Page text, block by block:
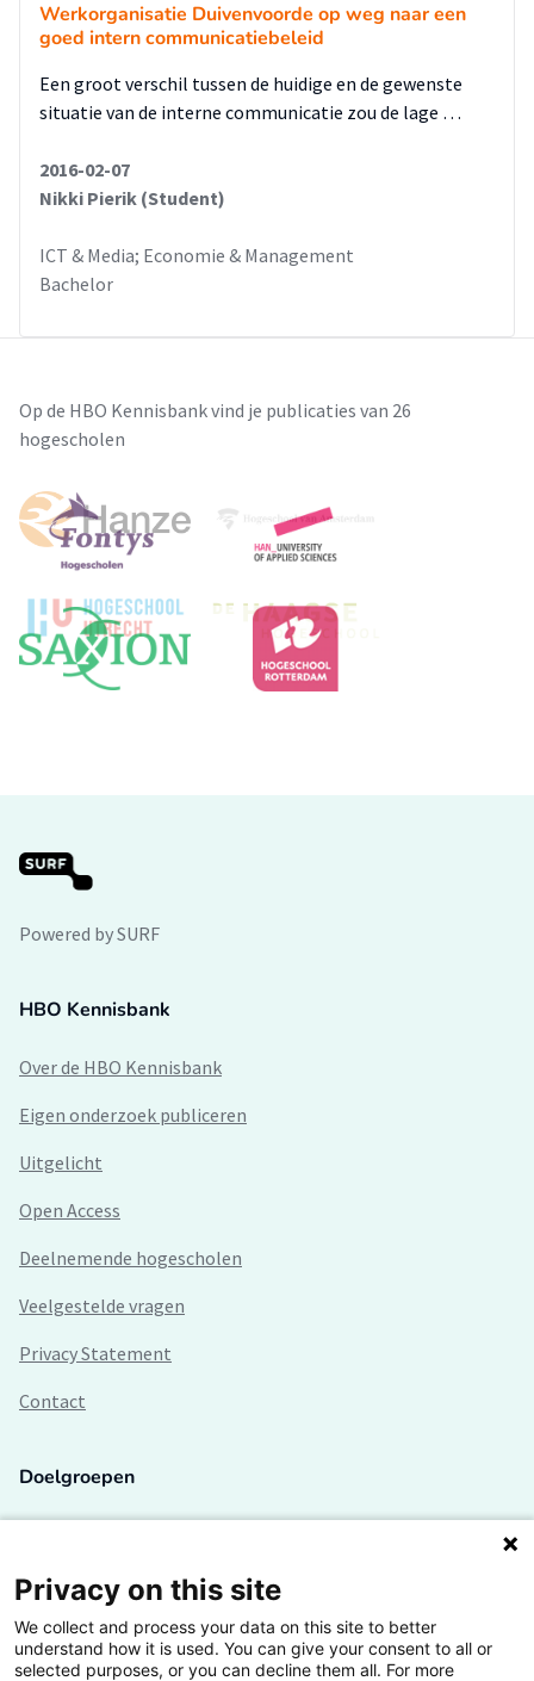
Werkorganisatie Duivenvoorde op weg naar een
goed intern communicatiebeleid
Een groot verschil tussen de huidige en de gewenste
situatie van de interne communicatie zou de lage …
2016-02-07
Nikki Pierik (Student)
ICT & Media; Economie & Management
Bachelor
Op de HBO Kennisbank vind je publicaties van 26
hogescholen
Powered by SURF
HBO Kennisbank
Over de HBO Kennisbank
Eigen onderzoek publiceren
Uitgelicht
Open Access
Deelnemende hogescholen
Veelgestelde vragen
Privacy Statement
Contact
Doelgroepen
Lectoren en onderzoekers
Bedrijven
Privacy on this site
We collect and process your data on this site to better
understand how it is used. You can give your consent to all or
selected purposes, or you can decline them all. For more